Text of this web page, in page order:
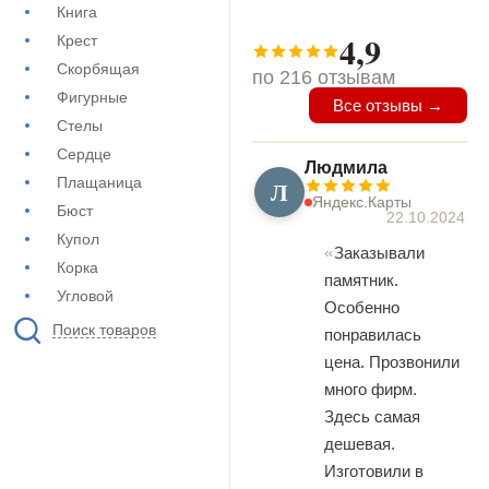
Книга
Крест
Скорбящая
Фигурные
Стелы
Сердце
Плащаница
Бюст
Купол
Корка
Угловой
Поиск товаров
4,9
по 216 отзывам
Все отзывы →
Л
Людмила
Яндекс.Карты
22.10.2024
Заказывали
памятник.
Особенно
понравилась
цена. Прозвонили
много фирм.
Здесь самая
дешевая.
Изготовили в